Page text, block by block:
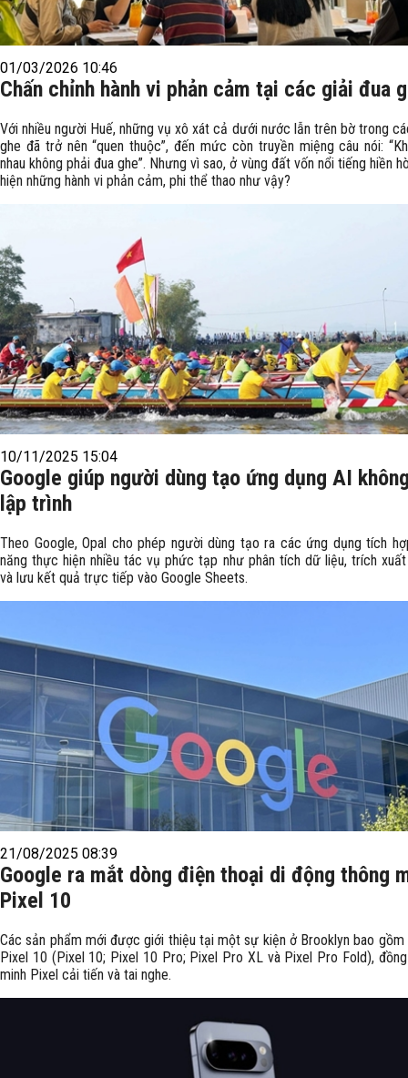
01/03/2026 10:46
Chấn chỉnh hành vi phản cảm tại các giải đua
Với nhiều người Huế, những vụ xô xát cả dưới nước lẫn trên bờ trong
ghe đã trở nên “quen thuộc”, đến mức còn truyền miệng câu nói:
nhau không phải đua ghe”. Nhưng vì sao, ở vùng đất vốn nổi tiếng hiền
hiện những hành vi phản cảm, phi thể thao như vậy?
10/11/2025 15:04
Google giúp người dùng tạo ứng dụng AI
lập trình
Theo Google, Opal cho phép người dùng tạo ra các ứng dụng tích
năng thực hiện nhiều tác vụ phức tạp như phân tích dữ liệu, trích
và lưu kết quả trực tiếp vào Google Sheets.
21/08/2025 08:39
Google ra mắt dòng điện thoại di động thông
Pixel 10
Các sản phẩm mới được giới thiệu tại một sự kiện ở Brooklyn bao
Pixel 10 (Pixel 10; Pixel 10 Pro; Pixel Pro XL và Pixel Pro Fold),
minh Pixel cải tiến và tai nghe.